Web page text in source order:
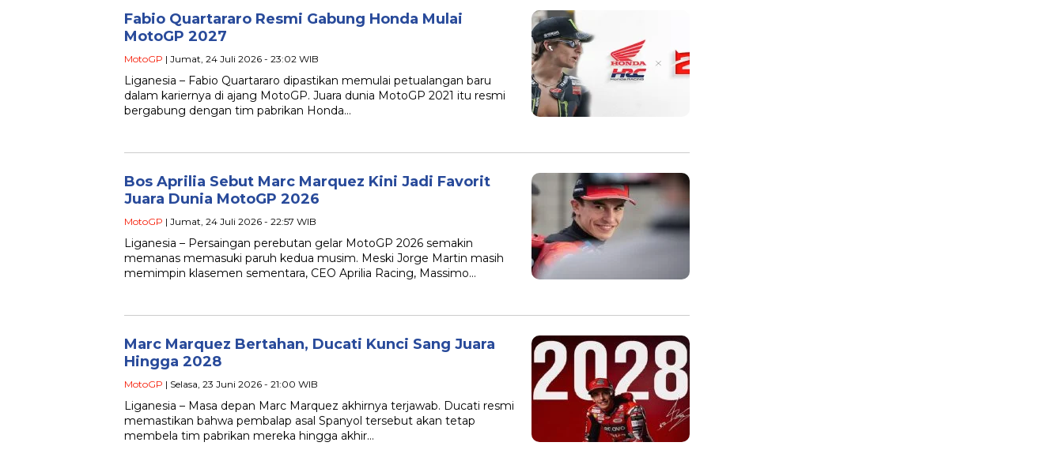
Fabio Quartararo Resmi Gabung Honda Mulai
MotoGP 2027
MotoGP | Jumat, 24 Juli 2026 - 23:02 WIB
Liganesia – Fabio Quartararo dipastikan memulai petualangan baru
dalam kariernya di ajang MotoGP. Juara dunia MotoGP 2021 itu resmi
bergabung dengan tim pabrikan Honda…
Bos Aprilia Sebut Marc Marquez Kini Jadi Favorit
Juara Dunia MotoGP 2026
MotoGP | Jumat, 24 Juli 2026 - 22:57 WIB
Liganesia – Persaingan perebutan gelar MotoGP 2026 semakin
memanas memasuki paruh kedua musim. Meski Jorge Martin masih
memimpin klasemen sementara, CEO Aprilia Racing, Massimo…
Marc Marquez Bertahan, Ducati Kunci Sang Juara
Hingga 2028
MotoGP | Selasa, 23 Juni 2026 - 21:00 WIB
Liganesia – Masa depan Marc Marquez akhirnya terjawab. Ducati resmi
memastikan bahwa pembalap asal Spanyol tersebut akan tetap
membela tim pabrikan mereka hingga akhir…